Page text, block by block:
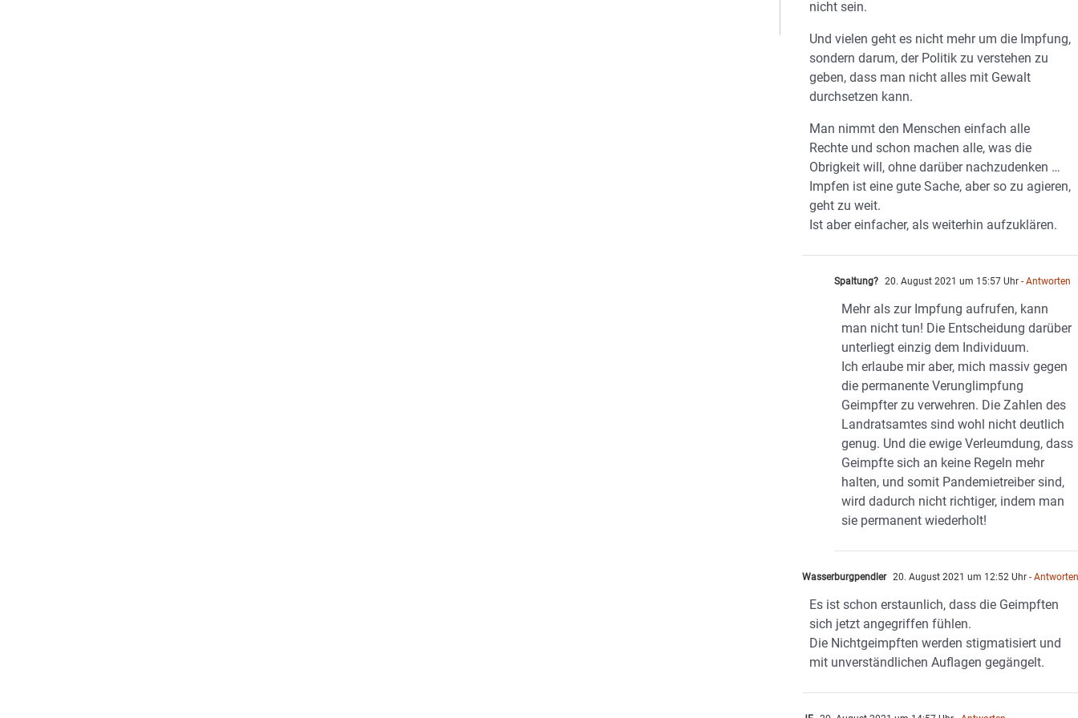
nicht sein.
Und vielen geht es nicht mehr um die Impfung,
sondern darum, der Politik zu verstehen zu
geben, dass man nicht alles mit Gewalt
durchsetzen kann.
Man nimmt den Menschen einfach alle
Rechte und schon machen alle, was die
Obrigkeit will, ohne darüber nachzudenken …
Impfen ist eine gute Sache, aber so zu agieren,
geht zu weit.
Ist aber einfacher, als weiterhin aufzuklären.
Spaltung? 20. August 2021 um 15:57 Uhr - Antworten
Mehr als zur Impfung aufrufen, kann
man nicht tun! Die Entscheidung darüber
unterliegt einzig dem Individuum.
Ich erlaube mir aber, mich massiv gegen
die permanente Verunglimpfung
Geimpfter zu verwehren. Die Zahlen des
Landratsamtes sind wohl nicht deutlich
genug. Und die ewige Verleumdung, dass
Geimpfte sich an keine Regeln mehr
halten, und somit Pandemietreiber sind,
wird dadurch nicht richtiger, indem man
sie permanent wiederholt!
Wasserburgpendler 20. August 2021 um 12:52 Uhr -
Es ist schon erstaunlich, dass die Geimpften
sich jetzt angegriffen fühlen.
Die Nichtgeimpften werden stigmatisiert und
mit unverständlichen Auflagen gegängelt.